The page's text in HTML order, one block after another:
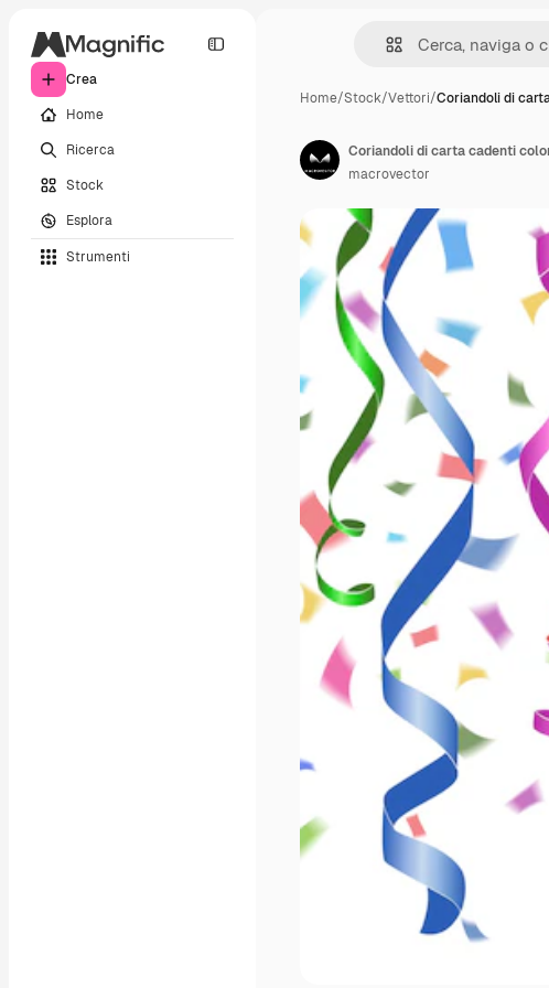
Crea
Home
Ricerca
Stock
Esplora
Strumenti
Home/Stock/Vettori/Coriandoli di
Coriandoli di carta cadenti
macrovector